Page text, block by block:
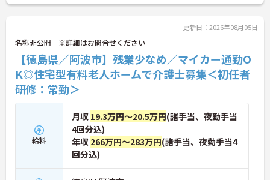
更新日：2026年08月05日
名称非公開 ※詳細はお問合せください
【徳島県／阿波市】残業少なめ／マイカー通勤O
K◎住宅型有料老人ホームで介護士募集＜初任者
研修：常勤＞
給料
月収 19.3万円～20.5万円(諸手当、夜勤手当
4回分込)
年収 266万円～283万円(諸手当、夜勤手当4
回分込)